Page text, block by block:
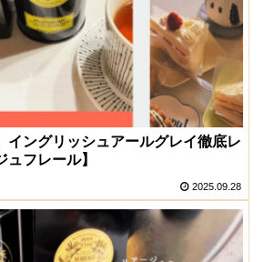
イングリッシュアールグレイ徹底レ
ュフレール】
2025.09.28